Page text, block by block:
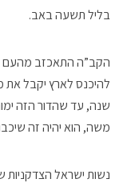
בליל תשעה באב.
הקב”ה התאכזב מהעם
שנה, עד שהדור הזה
משה, הוא יהיה זה
נשות ישראל